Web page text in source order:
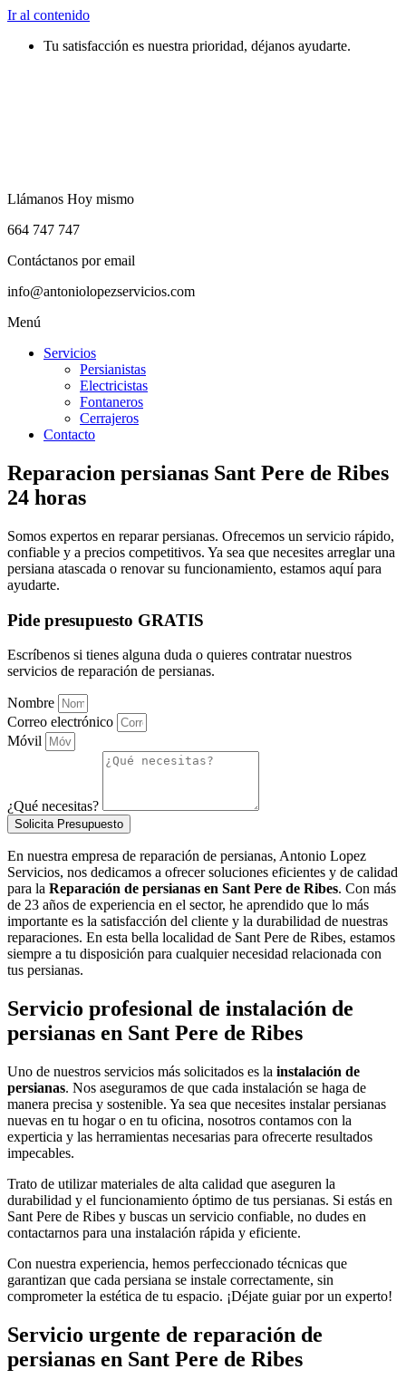
Ir al contenido
Tu satisfacción es nuestra prioridad, déjanos ayudarte.
Llámanos Hoy mismo
664 747 747
Contáctanos por email
info@antoniolopezservicios.com
Menú
Servicios
Persianistas
Electricistas
Fontaneros
Cerrajeros
Contacto
Reparacion persianas Sant Pere de Ribes
24 horas
Somos expertos en reparar persianas. Ofrecemos un servicio rápido,
confiable y a precios competitivos. Ya sea que necesites arreglar una
persiana atascada o renovar su funcionamiento, estamos aquí para
ayudarte.
Pide presupuesto GRATIS
Escríbenos si tienes alguna duda o quieres contratar nuestros
servicios de reparación de persianas.
Nombre
Correo electrónico
Móvil
¿Qué necesitas?
Solicita Presupuesto
En nuestra empresa de reparación de persianas, Antonio Lopez
Servicios, nos dedicamos a ofrecer soluciones eficientes y de calidad
para la Reparación de persianas en Sant Pere de Ribes. Con más
de 23 años de experiencia en el sector, he aprendido que lo más
importante es la satisfacción del cliente y la durabilidad de nuestras
reparaciones. En esta bella localidad de Sant Pere de Ribes, estamos
siempre a tu disposición para cualquier necesidad relacionada con
tus persianas.
Servicio profesional de instalación de
persianas en Sant Pere de Ribes
Uno de nuestros servicios más solicitados es la instalación de
persianas. Nos aseguramos de que cada instalación se haga de
manera precisa y sostenible. Ya sea que necesites instalar persianas
nuevas en tu hogar o en tu oficina, nosotros contamos con la
experticia y las herramientas necesarias para ofrecerte resultados
impecables.
Trato de utilizar materiales de alta calidad que aseguren la
durabilidad y el funcionamiento óptimo de tus persianas. Si estás en
Sant Pere de Ribes y buscas un servicio confiable, no dudes en
contactarnos para una instalación rápida y eficiente.
Con nuestra experiencia, hemos perfeccionado técnicas que
garantizan que cada persiana se instale correctamente, sin
comprometer la estética de tu espacio. ¡Déjate guiar por un experto!
Servicio urgente de reparación de
persianas en Sant Pere de Ribes